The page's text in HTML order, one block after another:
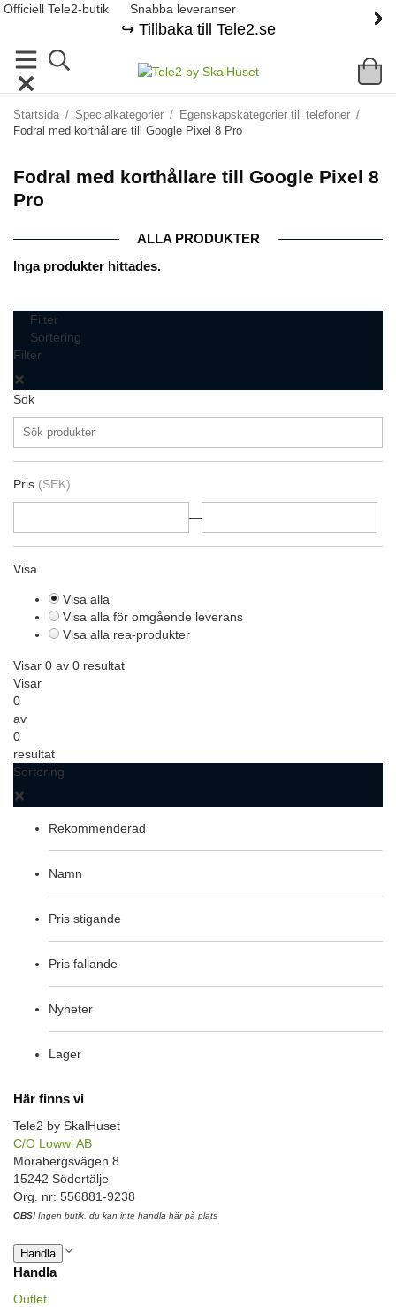
Officiell Tele2-butik Snabba leveranser
↪️ Tillbaka till Tele2.se
Startsida / Specialkategorier / Egenskapskategorier till telefoner /
Fodral med korthållare till Google Pixel 8 Pro
Fodral med korthållare till Google Pixel 8
Pro
ALLA PRODUKTER
Inga produkter hittades.
Filter
Sortering
Filter
Sök
Pris (SEK)
—
Visa
Visa alla
Visa alla för omgående leverans
Visa alla rea-produkter
Visar 0 av 0 resultat
Visar
0
av
0
resultat
Sortering
Rekommenderad
Namn
Pris stigande
Pris fallande
Nyheter
Lager
Här finns vi
Tele2 by SkalHuset
C/O Lowwi AB
Morabergsvägen 8
15242 Södertälje
Org. nr: 556881-9238
OBS! Ingen butik, du kan inte handla här på plats
Handla
Handla
Outlet